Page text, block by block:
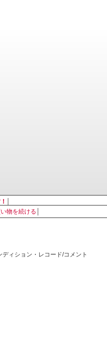
物を続ける
ィション・レコード/コメント